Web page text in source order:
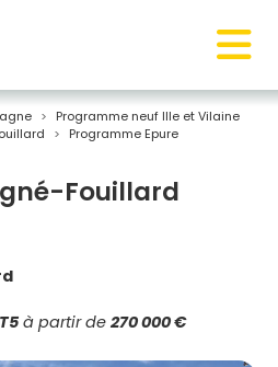
Programme neuf Ille et Vilaine
Programme Epure
Fouillard
à partir de 270 000 €